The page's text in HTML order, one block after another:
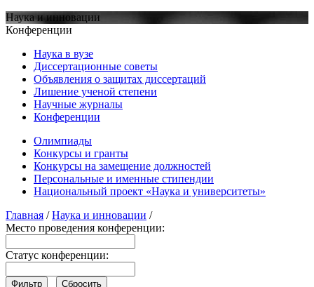
Наука и инновации
Конференции
Наука в вузе
Диссертационные советы
Объявления о защитах диссертаций
Лишение ученой степени
Научные журналы
Конференции
Олимпиады
Конкурсы и гранты
Конкурсы на замещение должностей
Персональные и именные стипендии
Национальный проект «Наука и университеты»
Главная /Наука и инновации /
Место проведения конференции:
Статус конференции: